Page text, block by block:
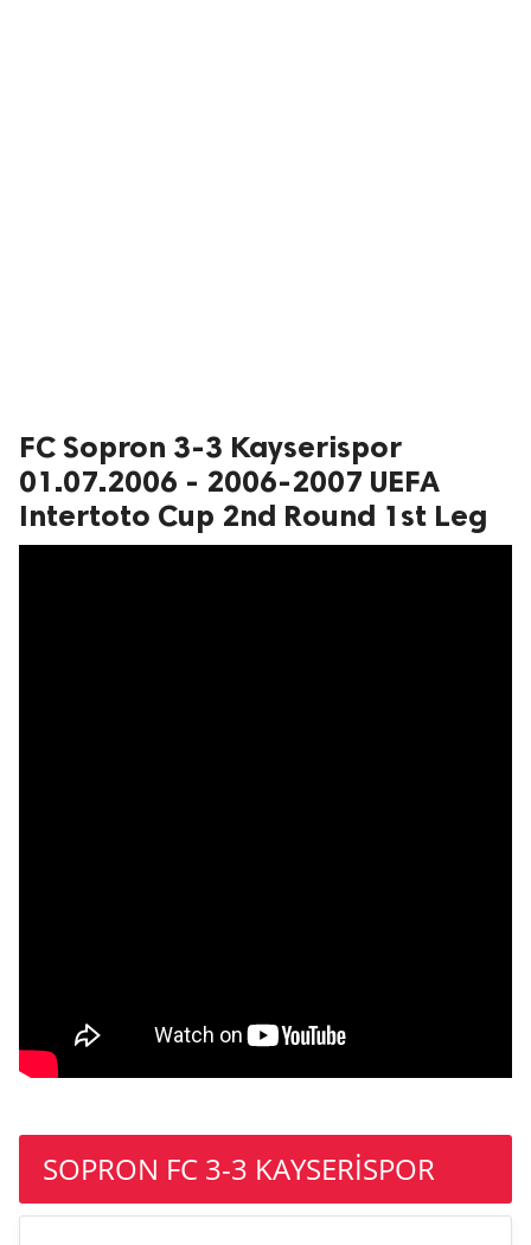
FC Sopron 3-3 Kayserispor
01.07.2006 - 2006-2007 UEFA
Intertoto Cup 2nd Round 1st Leg
SOPRON FC 3-3 KAYSERİSPOR